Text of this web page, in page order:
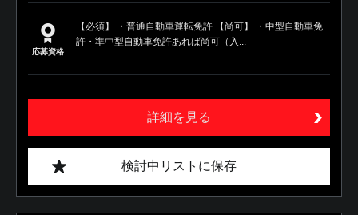
応募資格
【必須】 ・普通自動車運転免許 【尚可】 ・中型自動車免
許・準中型自動車免許あれば尚可（入...
詳細を見る
検討中リストに保存